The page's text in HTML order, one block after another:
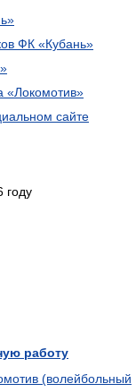
ФК «Кубань»
«Локомотив»
сайте
году
работу
(волейбольный